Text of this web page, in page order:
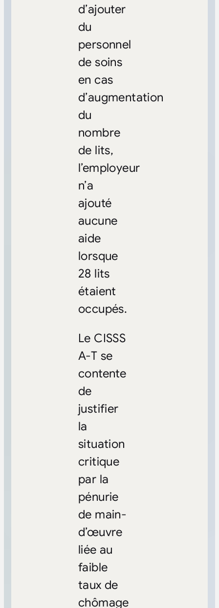
d’ajouter
du
personnel
de soins
en cas
d’augmentation
du
nombre
de lits,
l’employeur
n’a
ajouté
aucune
aide
lorsque
28 lits
étaient
occupés.
Le CISSS
A-T se
contente
de
justifier
la
situation
critique
par la
pénurie
de main-
d’œuvre
liée au
faible
taux de
chômage